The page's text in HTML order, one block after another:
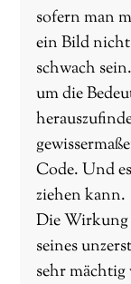
sofern man
ein Bild
schwach
um die
Code. Und
ziehen kann.
Die Wirkung
seines
sehr mächtig